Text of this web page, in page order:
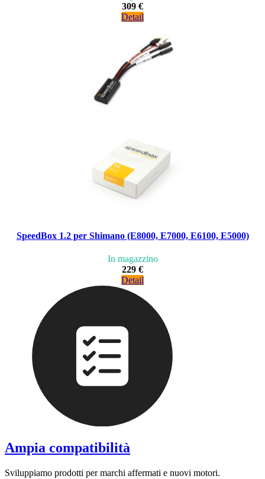
309 €
Detail
SpeedBox 1.2 per Shimano (E8000, E7000, E6100, E5000)
In magazzino
229 €
Detail
Ampia compatibilità
Sviluppiamo prodotti per marchi affermati e nuovi motori.